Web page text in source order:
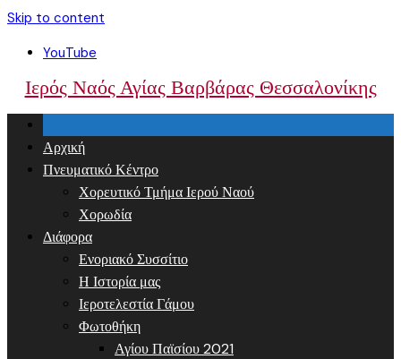
Skip to content
YouTube
Ιερός Ναός Αγίας Βαρβάρας Θεσσαλονίκης
Αρχική
Πνευματικό Κέντρο
Χορευτικό Τμήμα Ιερού Ναού
Χορωδία
Διάφορα
Ενοριακό Συσσίτιο
Η Ιστορία μας
Ιεροτελεστία Γάμου
Φωτοθήκη
Αγίου Παϊσίου 2021